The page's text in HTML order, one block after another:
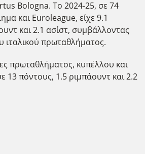
Bologna. Το 2024-25, σε 74
και Euroleague, είχε 9.1
και 2.1 ασίστ, συμβάλλοντας
ιταλικού πρωταθλήματος.
πρωταθλήματος, κυπέλλου και
13 πόντους, 1.5 ριμπάουντ και 2.2